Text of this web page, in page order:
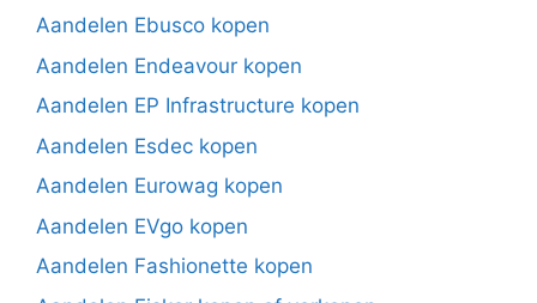
Aandelen Ebusco kopen
Aandelen Endeavour kopen
Aandelen EP Infrastructure kopen
Aandelen Esdec kopen
Aandelen Eurowag kopen
Aandelen EVgo kopen
Aandelen Fashionette kopen